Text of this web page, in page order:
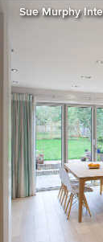
Sue Murphy